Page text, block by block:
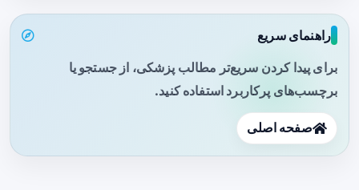
راهنمای سریع
برای پیدا کردن سریع‌تر مطالب پزشکی، از جستجو یا
برچسب‌های پرکاربرد استفاده کنید.
صفحه اصلی